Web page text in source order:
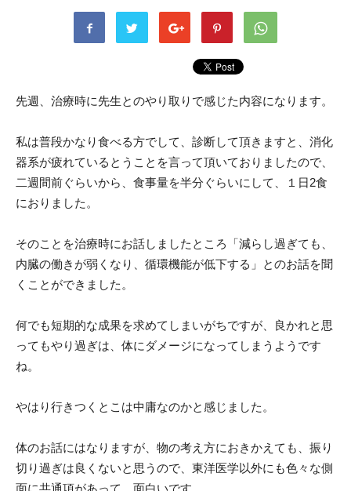
先週、治療時に先生とのやり取りで感じた内容になります。
私は普段かなり食べる方でして、診断して頂きますと、消化
器系が疲れているとうことを言って頂いておりましたので、
二週間前ぐらいから、食事量を半分ぐらいにして、１日2食
におりました。
そのことを治療時にお話しましたところ「減らし過ぎても、
内臓の働きが弱くなり、循環機能が低下する」とのお話を聞
くことができました。
何でも短期的な成果を求めてしまいがちですが、良かれと思
ってもやり過ぎは、体にダメージになってしまうようです
ね。
やはり行きつくとこは中庸なのかと感じました。
体のお話にはなりますが、物の考え方におきかえても、振り
切り過ぎは良くないと思うので、東洋医学以外にも色々な側
面に共通項があって、面白いです。